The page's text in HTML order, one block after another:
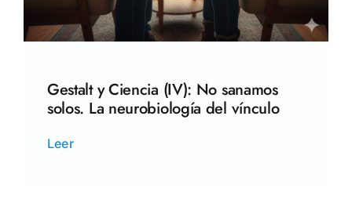
Gestalt y Ciencia (IV): No sanamos
solos. La neurobiología del vínculo
Leer